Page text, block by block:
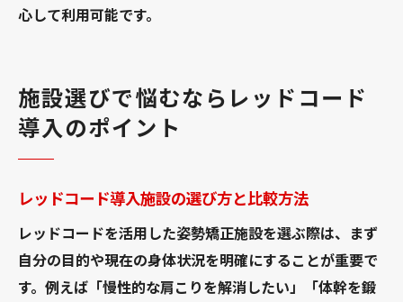
心して利用可能です。
施設選びで悩むならレッドコード
導入のポイント
レッドコード導入施設の選び方と比較方法
レッドコードを活用した姿勢矯正施設を選ぶ際は、まず
自分の目的や現在の身体状況を明確にすることが重要で
す。例えば「慢性的な肩こりを解消したい」「体幹を鍛